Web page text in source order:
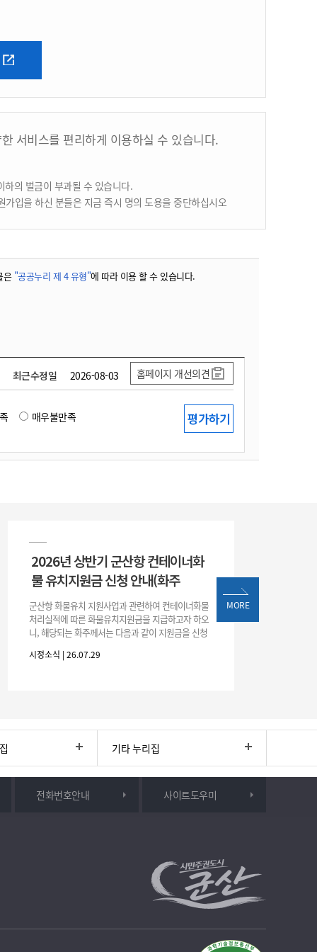
서비스를 편리하게 이용하실 수 있습니다.
의 벌금이 부과될 수 있습니다.
입을 하신 분들은 지금 즉시 명의 도용을 중단하십시오
은 "공공누리 제 4 유형"에 따라 이용 할 수 있습니다.
최근수정일 2026-08-03 홈페이지 개선의견
매우불만족
2026년 상반기 군산항 컨테이너화
물 유치지원금 신청 안내(화주
군산항 화물유치 지원사업과 관련하여 컨테이너화물
처리실적에 따른 화물유치지원금을 지급하고자 하오
니, 해당되는 화주께서는 다음과 같이 지원금을 신청
(6개월
시정소식 | 26.07.29
MORE
기타 누리집
전화번호안내 사이트도우미